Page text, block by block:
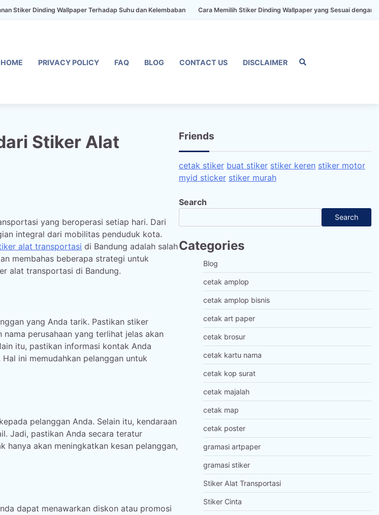
Wallpaper Terhadap Suhu dan Kelembaban Cara Memilih Stiker Dinding Wallpaper yang Sesuai dengan Gaya Rumah
HOME PRIVACY POLICY FAQ BLOG CONTACT US DISCLAIMER
Stiker Alat
yang beroperasi setiap hari. Dari
integral dari mobilitas penduduk kota.
alat transportasi di Bandung adalah salah
membahas beberapa strategi untuk
alat transportasi di Bandung.
yang Anda tarik. Pastikan stiker
perusahaan yang terlihat jelas akan
itu, pastikan informasi kontak Anda
ini memudahkan pelanggan untuk
pelanggan Anda. Selain itu, kendaraan
Jadi, pastikan Anda secara teratur
hanya akan meningkatkan kesan pelanggan,
dapat menawarkan diskon atau promosi
Friends
cetak stiker buat stiker stiker keren stiker motor
myid sticker stiker murah
Search
Search
Categories
Blog
cetak amplop
cetak amplop bisnis
cetak art paper
cetak brosur
cetak kartu nama
cetak kop surat
cetak majalah
cetak map
cetak poster
gramasi artpaper
gramasi stiker
Stiker Alat Transportasi
Stiker Cinta